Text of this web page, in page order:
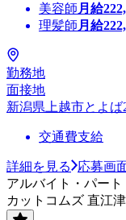
美容師 月給
理髪師 月給
勤務地
面接地
新潟県上越市とよ
交通費支給
詳細を見る
応募画
アルバイト・パート
カットコムズ 直江